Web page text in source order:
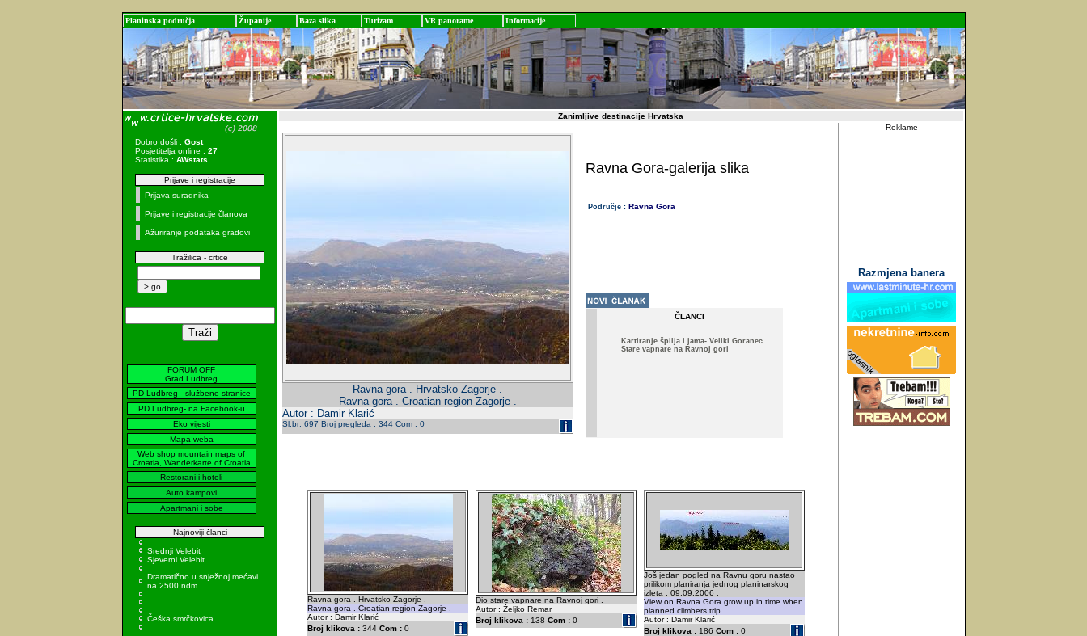
Planinska područja Županije Baza slika Turizam VR panorame Informacije
Dobro došli : Gost
Posjetitelja online : 27
Statistika : AWstats
Prijave i registracije
Prijava suradnika
Prijave i registracije članova
Ažuriranje podataka gradovi
Tražilica - crtice
FORUM OFF
Grad Ludbreg
PD Ludbreg - službene stranice
PD Ludbreg- na Facebook-u
Eko vijesti
Mapa weba
Web shop mountain maps of
Croatia, Wanderkarte of Croatia
Restorani i hoteli
Auto kampovi
Apartmani i sobe
Najnoviji članci
Srednji Velebit
Sjeverni Velebit
Dramatično u snježnoj mećavi
na 2500 ndm
Češka smrčkovica
Zanimljive destinacije Hrvatska
Ravna gora . Hrvatsko Zagorje .
Ravna gora . Croatian region Zagorje .
Autor : Damir Klarić
Sl.br: 697 Broj pregleda : 344 Com : 0
Ravna Gora-galerija slika
Područje : Ravna Gora
ČLANCI
Kartiranje špilja i jama- Veliki Goranec
Stare vapnare na Ravnoj gori
Ravna gora . Hrvatsko Zagorje .
Ravna gora . Croatian region Zagorje .
Autor : Damir Klarić
Broj klikova : 344 Com : 0
Dio stare vapnare na Ravnoj gori .
Autor : Željko Remar
Broj klikova : 138 Com : 0
Još jedan pogled na Ravnu goru nastao
prilikom planiranja jednog planinarskog
izleta . 09.09.2006 .
View on Ravna Gora grow up in time when
planned climbers trip .
Autor : Damir Klarić
Broj klikova : 186 Com : 0
Reklame
Razmjena banera